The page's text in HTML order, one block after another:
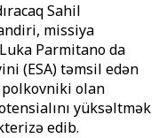
Sahil
missiya
Parmitano da
(ESA) təmsil edən
olan
yüksəltmək
edib.